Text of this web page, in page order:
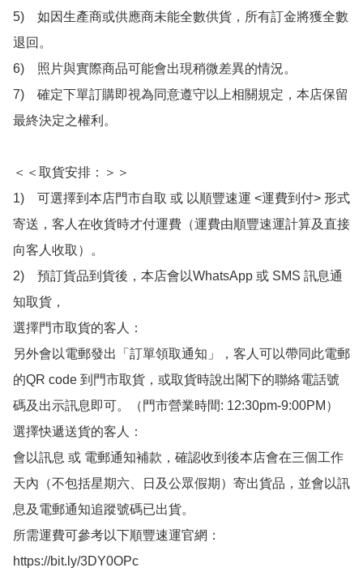
5)　如因生產商或供應商未能全數供貨，所有訂金將獲全數
退回。
6)　照片與實際商品可能會出現稍微差異的情況。
7)　確定下單訂購即視為同意遵守以上相關規定，本店保留
最終決定之權利。
＜＜取貨安排：＞＞
1)　可選擇到本店門市自取 或 以順豐速運 <運費到付> 形式
寄送，客人在收貨時才付運費（運費由順豐速運計算及直接
向客人收取）。
2)　預訂貨品到貨後，本店會以WhatsApp 或 SMS 訊息通
知取貨，
選擇門市取貨的客人：
另外會以電郵發出「訂單領取通知」，客人可以帶同此電郵
的QR code 到門市取貨，或取貨時說出閣下的聯絡電話號
碼及出示訊息即可。（門市營業時間: 12:30pm-9:00PM）
選擇快遞送貨的客人：
會以訊息 或 電郵通知補款，確認收到後本店會在三個工作
天內（不包括星期六、日及公眾假期）寄出貨品，並會以訊
息及電郵通知追蹤號碼已出貨。
所需運費可參考以下順豐速運官網：
https://bit.ly/3DY0OPc